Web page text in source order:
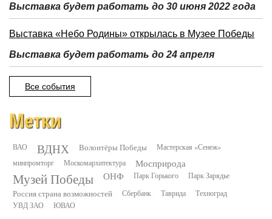
Выставка будет работать до 30 июня 2022 года
Выставка «Небо Родины» открылась в Музее Победы
Выставка будет работать до 24 апреля
Все события
Метки
ВАО ВДНХ Волонтёры Победы
Мастерская «Сенеж»
минпромторг
Москомархитектура Мосприрода
Музей Победы ОНФ Парк Горького Парк Зарядье
Россия страна возможностей Сбербанк Таврида
Техноград
УВД ЗАО
ЮВАО